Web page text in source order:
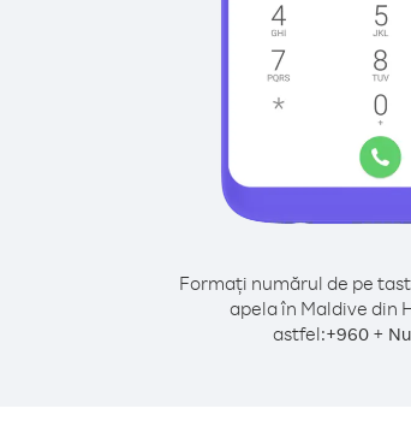
Formați numărul de pe
apela în Maldive din
astfel:+960 +